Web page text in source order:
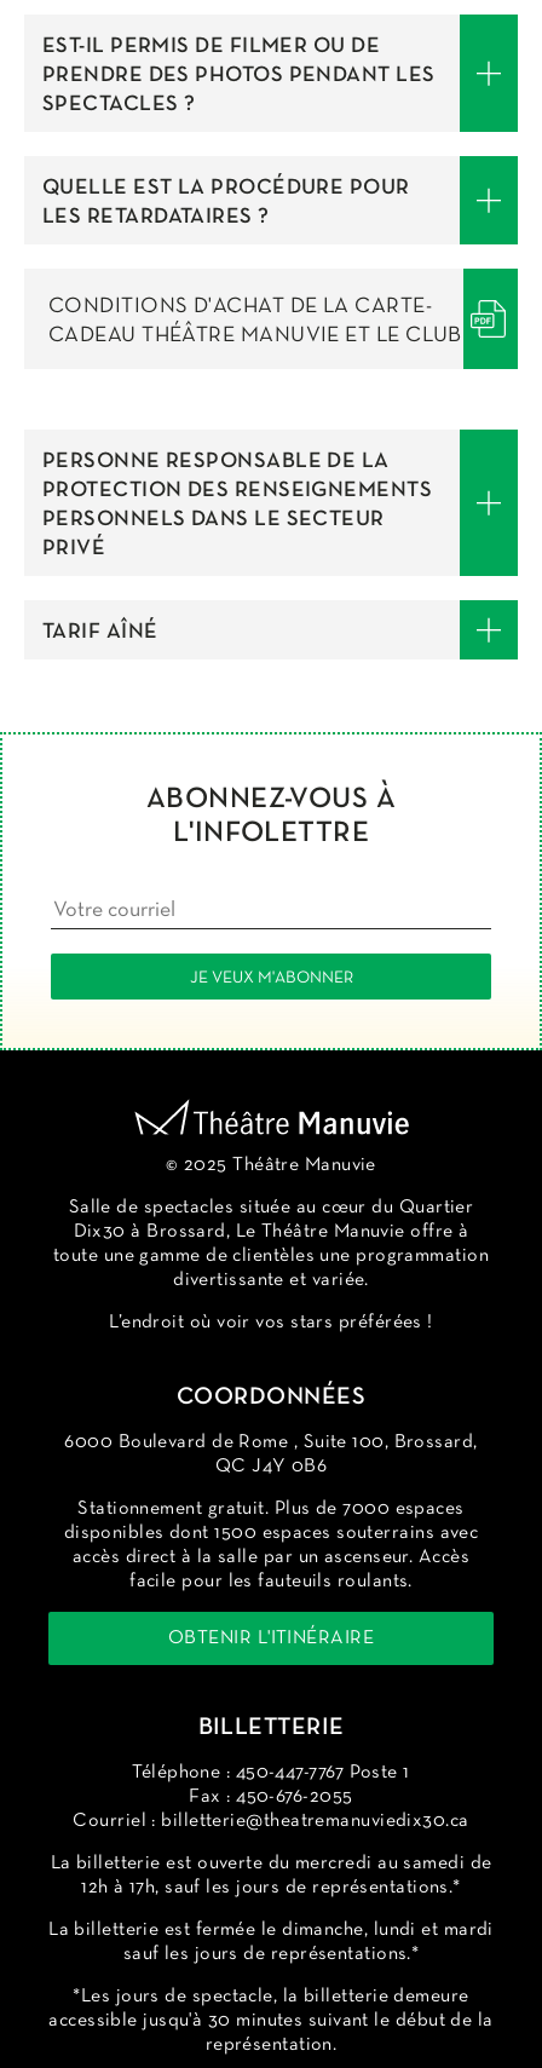
EST-IL PERMIS DE FILMER OU DE
PRENDRE DES PHOTOS PENDANT LES
SPECTACLES ?
QUELLE EST LA PROCÉDURE POUR
LES RETARDATAIRES ?
CONDITIONS D'ACHAT DE LA CARTE-
CADEAU THÉÂTRE MANUVIE ET LE CLUB
PERSONNE RESPONSABLE DE LA
PROTECTION DES RENSEIGNEMENTS
PERSONNELS DANS LE SECTEUR
PRIVÉ
TARIF AÎNÉ
ABONNEZ-VOUS À
L'INFOLETTRE
© 2025 Théâtre Manuvie
Salle de spectacles située au cœur du Quartier
Dix30 à Brossard, Le Théâtre Manuvie offre à
toute une gamme de clientèles une programmation
divertissante et variée.
L’endroit où voir vos stars préférées !
COORDONNÉES
6000 Boulevard de Rome , Suite 100, Brossard,
QC J4Y 0B6
Stationnement gratuit. Plus de 7000 espaces
disponibles dont 1500 espaces souterrains avec
accès direct à la salle par un ascenseur. Accès
facile pour les fauteuils roulants.
OBTENIR L'ITINÉRAIRE
BILLETTERIE
Téléphone : 450-447-7767 Poste 1
Fax : 450-676-2055
Courriel : billetterie@theatremanuviedix30.ca
La billetterie est ouverte du mercredi au samedi de
12h à 17h, sauf les jours de représentations.*
La billetterie est fermée le dimanche, lundi et mardi
sauf les jours de représentations.*
*Les jours de spectacle, la billetterie demeure
accessible jusqu'à 30 minutes suivant le début de la
représentation.